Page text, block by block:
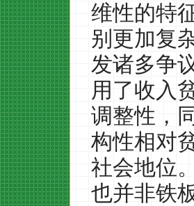
维性的特
别更加复
发诸多争
用了收入
调整性，
构性相对
社会地位
也并非铁